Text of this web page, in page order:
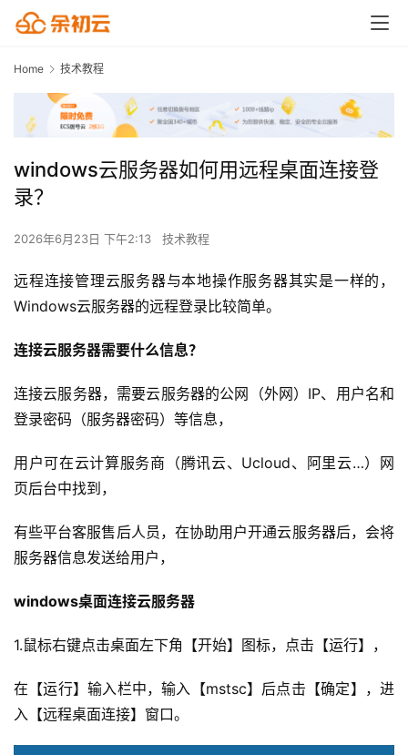
Home 技术教程
windows云服务器如何用远程桌面连接登
录？
2026年6月23日 下午2:13 技术教程
远程连接管理云服务器与本地操作服务器其实是一样的，
Windows云服务器的远程登录比较简单。
连接云服务器需要什么信息？
连接云服务器，需要云服务器的公网（外网）IP、用户名和
登录密码（服务器密码）等信息，
用户可在云计算服务商（腾讯云、Ucloud、阿里云…）网
页后台中找到，
有些平台客服售后人员，在协助用户开通云服务器后，会将
服务器信息发送给用户，
windows桌面连接云服务器
1.鼠标右键点击桌面左下角【开始】图标，点击【运行】，
在【运行】输入栏中，输入【mstsc】后点击【确定】，进
入【远程桌面连接】窗口。